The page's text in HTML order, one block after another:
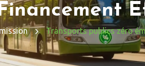
Transports publics zéro